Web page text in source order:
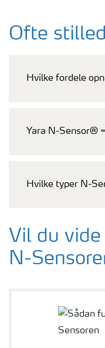
Ofte
Hvilke fordele
Yara N-Sensor®
Hvilke typer N-
Vil du vide
N-